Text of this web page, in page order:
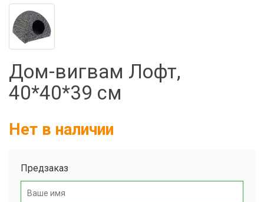
Фильтры молочные
Электронная маркировка коров
Держатели лизунцов
Дом-вигвам Лофт,
40*40*39 см
Нет в наличии
Предзаказ